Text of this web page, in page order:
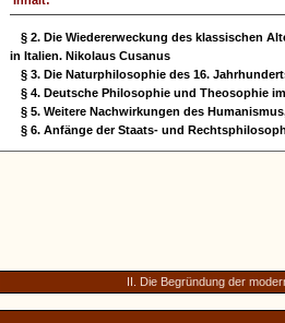
§ 2. Die Wiedererweckung des klassischen
in Italien. Nikolaus Cusanus
§ 3. Die Naturphilosophie des 16.
§ 4. Deutsche Philosophie und Theosophie
§ 5. Weitere Nachwirkungen des
§ 6. Anfänge der Staats- und
II. Die Begründung der